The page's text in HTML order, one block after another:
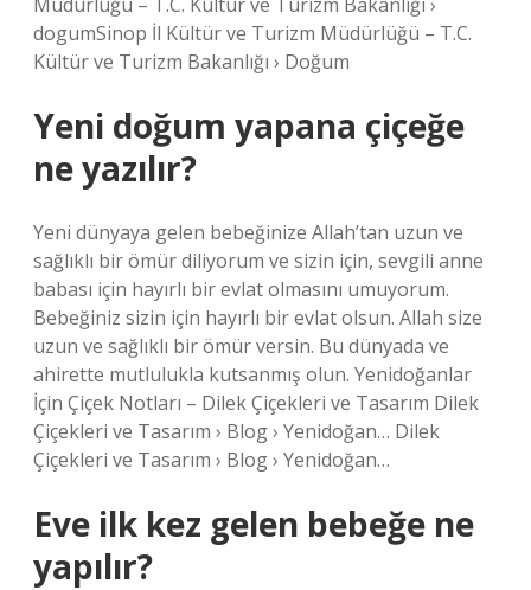
dogumSinop İl Kültür ve Turizm Müdürlüğü – T.C.
Kültür ve Turizm Bakanlığı › Doğum
Yeni doğum yapana çiçeğe
ne yazılır?
Yeni dünyaya gelen bebeğinize Allah’tan uzun ve
sağlıklı bir ömür diliyorum ve sizin için, sevgili anne
babası için hayırlı bir evlat olmasını umuyorum.
Bebeğiniz sizin için hayırlı bir evlat olsun. Allah size
uzun ve sağlıklı bir ömür versin. Bu dünyada ve
ahirette mutlulukla kutsanmış olun. Yenidoğanlar
İçin Çiçek Notları – Dilek Çiçekleri ve Tasarım Dilek
Çiçekleri ve Tasarım › Blog › Yenidoğan… Dilek
Çiçekleri ve Tasarım › Blog › Yenidoğan…
Eve ilk kez gelen bebeğe ne
yapılır?